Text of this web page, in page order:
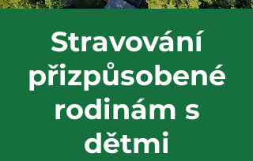
Stravování
přizpůsobené
rodinám s
dětmi